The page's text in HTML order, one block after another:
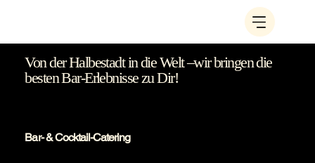
Von der Halbestadt in die Welt –wir bringen die
besten Bar-Erlebnisse zu Dir!
Bar- & Cocktail-Catering